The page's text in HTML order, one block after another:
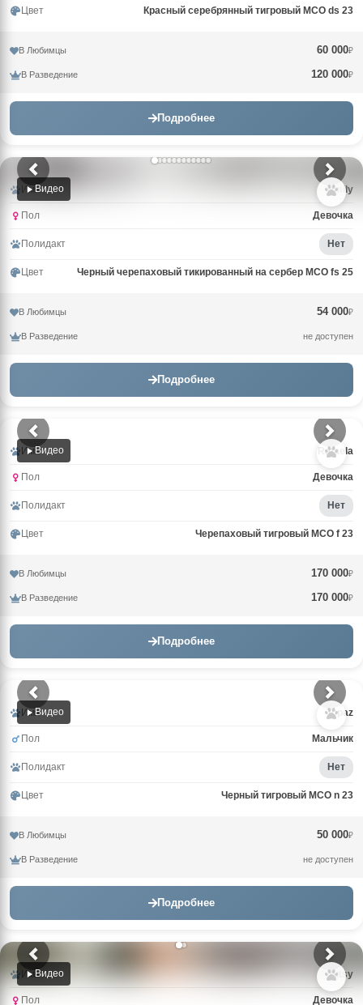
Цвет Красный серебрянный тигровый MCO ds 23
В Любимцы 60 000₽
В Разведение 120 000₽
Подробнее
Видео
Имя Emily
Пол Девочка
Полидакт Нет
Цвет Черный черепаховый тикированный на сербер MCO fs 25
В Любимцы 54 000₽
В Разведение не доступен
Подробнее
Видео
Имя Rafaela
Пол Девочка
Полидакт Нет
Цвет Черепаховый тигровый MCO f 23
В Любимцы 170 000₽
В Разведение 170 000₽
Подробнее
Видео
Имя Topaz
Пол Мальчик
Полидакт Нет
Цвет Черный тигровый MCO n 23
В Любимцы 50 000₽
В Разведение не доступен
Подробнее
Видео
Имя Tutsy
Пол Девочка